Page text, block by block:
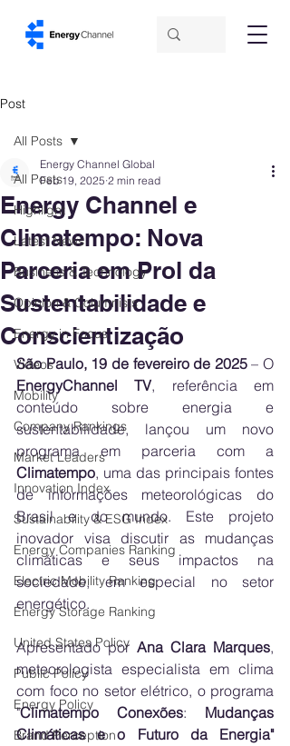
Post
All Posts
Highlight
Latest News
Business & Technology
Opinion & Columnists
Energy in Focus
Videos
Mobility
Company Rankings
Market Leaders
Innovation Index
Sustainability & ESG Index
Energy Companies Ranking
Electric Mobility Ranking
Energy Storage Ranking
United States Policy
Public Policy
Energy Policy
Brand Perception
All Posts
Energy Channel e
Climatempo: Nova
Parceria em Prol da
Sustentabilidade e
Conscientização
Energy Channel Global
Feb 19, 2025 2 min read
São Paulo, 19 de fevereiro de 2025
EnergyChannel TV, referência em
conteúdo sobre energia e
sustentabilidade, lançou um novo
Climatempo, uma das principais fontes
de informações meteorológicas do
Brasil e do mundo. Este projeto
inovador visa discutir as mudanças
climáticas e seus impactos na
sociedade, em especial no setor
energético.
Apresentado por Ana Clara Marques,
meteorologista especialista em clima
com foco no setor elétrico, o programa
"Climatempo Conexões: Mudanças
Climáticas e o Futuro da Energia"